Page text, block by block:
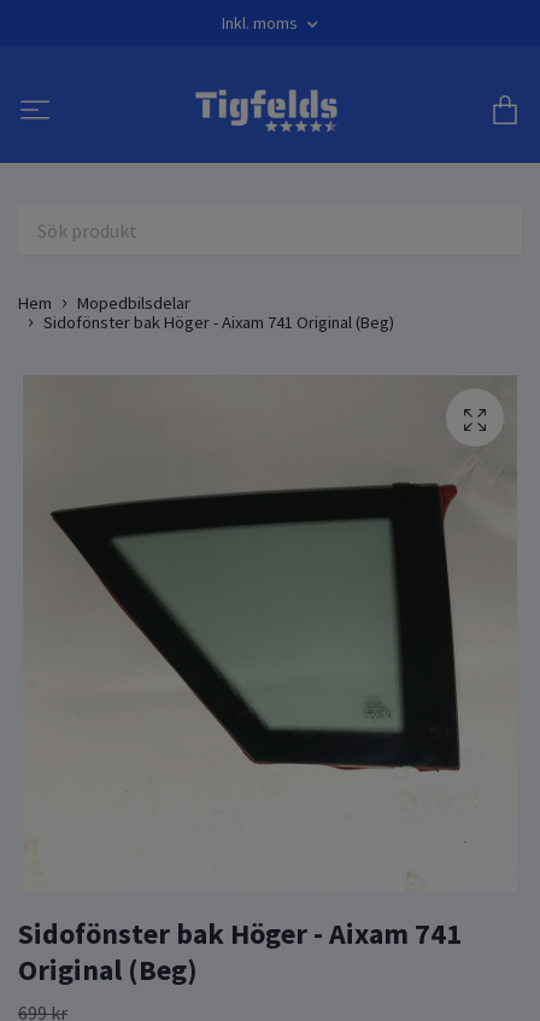
Inkl. moms
Hem
Mopedbilsdelar
Sidofönster bak Höger - Aixam 741 Original (Beg)
Sidofönster bak Höger - Aixam 741
Original (Beg)
699 kr